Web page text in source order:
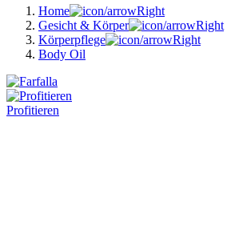
Home
Gesicht & Körper
Körperpflege
Body Oil
Profitieren